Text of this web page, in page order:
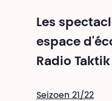
Les
espace
Radio
Seizoen 21/22